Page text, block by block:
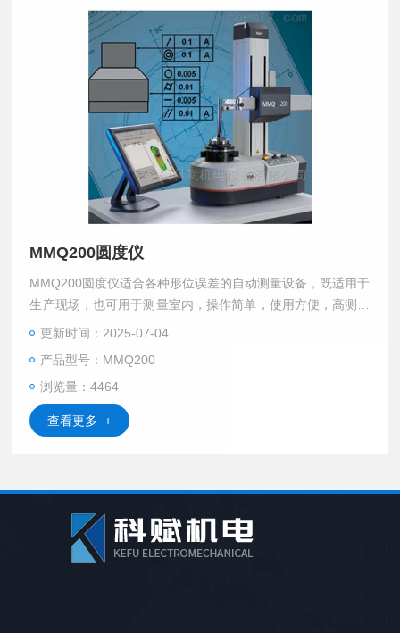
MMQ200圆度仪
MMQ200圆度仪适合各种形位误差的自动测量设备，既适用于
生产现场，也可用于测量室内，操作简单，使用方便，高测量
准确度，测量圆柱度的选择，程序简洁，高效经济
更新时间：2025-07-04
产品型号：MMQ200
浏览量：4464
查看更多 +